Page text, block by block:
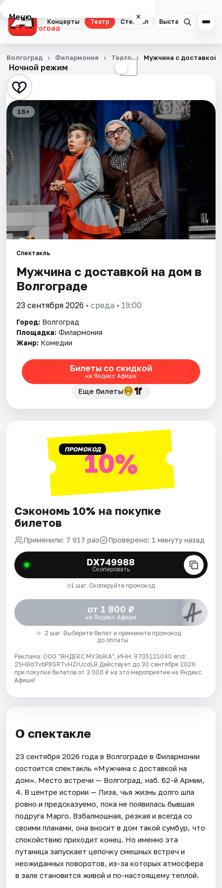
Концерты Театр Стендап Выставки
Меню ×
Волгоград
Концерты
Театр
Стендап
Выставки
Квесты
Экскурсии
События
Площадки
Артисты
Ночной режим ☾
Волгоград Филармония Театр Мужчина с доставкой
16+
Спектакль
Мужчина с доставкой на дом в
Волгограде
23 сентября 2026 • среда • 19:00
Город: Волгоград
Площадка: Филармония
Жанр: Комедии
Билеты со скидкой
на Яндекс Афише
Еще билеты
ПРОМОКОД10%
Сэкономь 10% на покупке
билетов
Применили: 7 917 раз Проверено: 1 минуту назад
DX749988
Скопировать
1 шаг. Скопируйте промокод
от 1 800 ₽
на Яндекс Афише
2 шаг. Выберите билет и примените промокод
до оплаты
Реклама. ООО "ЯНДЕКС МУЗЫКА", ИНН: 9705121040 erid:
25H8d7vbP8SRTvHZrUcdLB Действует до 30 сентября 2026
при покупке билетов от 3 000 ₽ на это мероприятие на Яндекс
Афише!
О спектакле
23 сентября 2026 года в Волгограде в Филармонии
состоится спектакль «Мужчина с доставкой на
дом». Место встречи — Волгоград, наб. 62-й Армии,
4. В центре истории — Лиза, чья жизнь долго шла
ровно и предсказуемо, пока не появилась бывшая
подруга Марго. Взбалмошная, резкая и всегда со
своими планами, она вносит в дом такой сумбур, что
спокойствию приходит конец. Но именно эта
путаница запускает цепочку смешных встреч и
неожиданных поворотов, из-за которых атмосфера
в зале становится живой и по-настоящему теплой.